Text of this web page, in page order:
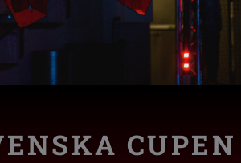
Tillsammans skapar vi
del av stora arrangemang, som
till något större.
CUPEN